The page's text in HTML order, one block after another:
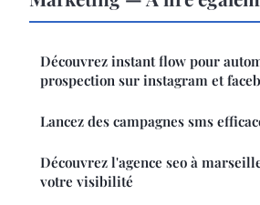
Découvrez instant flow pour
prospection sur instagram et
Lancez des campagnes sms
Découvrez l'agence seo à
votre visibilité